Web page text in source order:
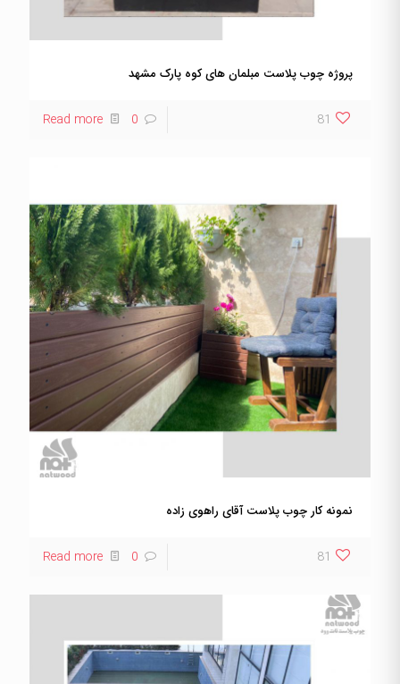
پروژه چوب پلاست مبلمان های کوه پارک مشهد
81
0
Read more
نمونه کار چوب پلاست آقای راهوی زاده
81
0
Read more